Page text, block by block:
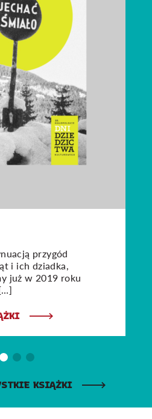
przygód
i ich dziadka,
już w 2019 roku
KSIĄŻKI